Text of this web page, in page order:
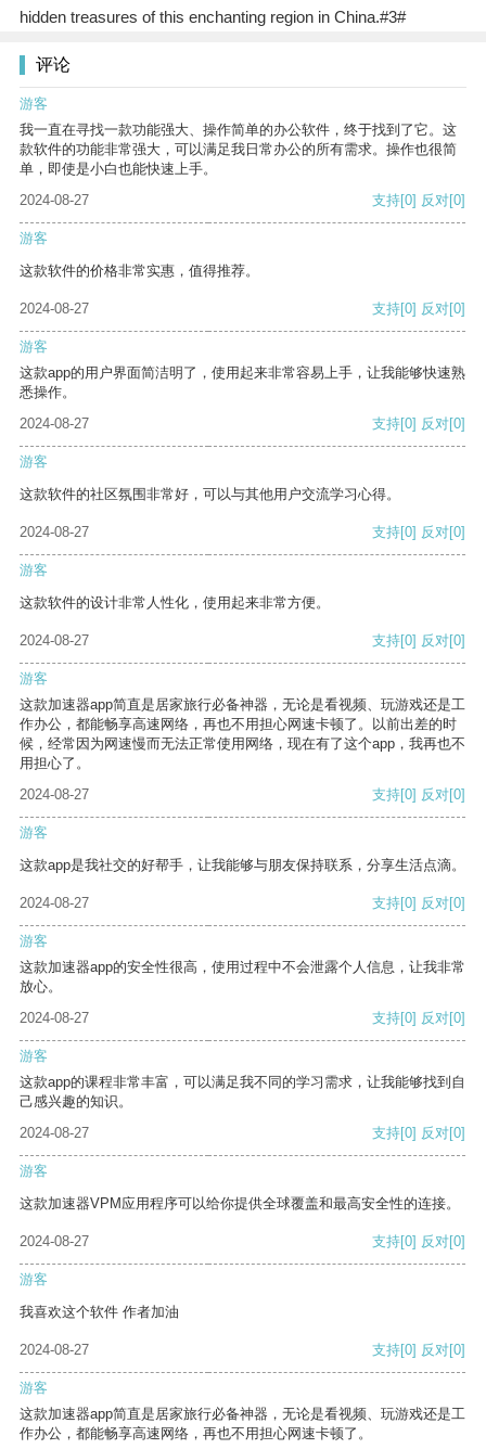
hidden treasures of this enchanting region in China.#3#
评论
游客
我一直在寻找一款功能强大、操作简单的办公软件，终于找到了它。这
款软件的功能非常强大，可以满足我日常办公的所有需求。操作也很简
单，即使是小白也能快速上手。
2024-08-27
支持[0] 反对[0]
游客
这款软件的价格非常实惠，值得推荐。
2024-08-27 支持[0] 反对[0]
游客
这款app的用户界面简洁明了，使用起来非常容易上手，让我能够快速熟
悉操作。
2024-08-27
支持[0] 反对[0]
游客
这款软件的社区氛围非常好，可以与其他用户交流学习心得。
2024-08-27 支持[0] 反对[0]
游客
这款软件的设计非常人性化，使用起来非常方便。
2024-08-27 支持[0] 反对[0]
游客
这款加速器app简直是居家旅行必备神器，无论是看视频、玩游戏还是工
作办公，都能畅享高速网络，再也不用担心网速卡顿了。以前出差的时
候，经常因为网速慢而无法正常使用网络，现在有了这个app，我再也不
用担心了。
2024-08-27
支持[0] 反对[0]
游客
这款app是我社交的好帮手，让我能够与朋友保持联系，分享生活点滴。
2024-08-27 支持[0] 反对[0]
游客
这款加速器app的安全性很高，使用过程中不会泄露个人信息，让我非常
放心。
2024-08-27
支持[0] 反对[0]
游客
这款app的课程非常丰富，可以满足我不同的学习需求，让我能够找到自
己感兴趣的知识。
2024-08-27
支持[0] 反对[0]
游客
这款加速器VPM应用程序可以给你提供全球覆盖和最高安全性的连接。
2024-08-27 支持[0] 反对[0]
游客
我喜欢这个软件 作者加油
2024-08-27 支持[0] 反对[0]
游客
这款加速器app简直是居家旅行必备神器，无论是看视频、玩游戏还是工
作办公，都能畅享高速网络，再也不用担心网速卡顿了。